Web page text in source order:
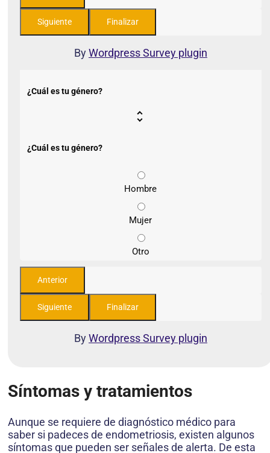
ByWordpress Survey plugin
¿Cuál es tu género?
¿Cuál es tu género?
Hombre
Mujer
Otro
ByWordpress Survey plugin
Síntomas y tratamientos
Aunque se requiere de diagnóstico médico para
saber si padeces de endometriosis, existen algunos
síntomas que pueden ser señales de alerta. De esta